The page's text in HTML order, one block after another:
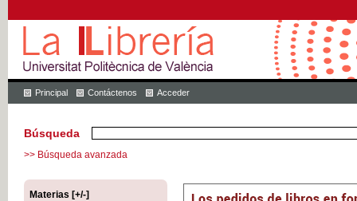
Principal Contáctenos Acceder
Búsqueda
>> Búsqueda avanzada
Materias [+/-]